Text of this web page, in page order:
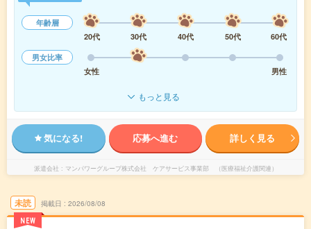
年齢層
20代
30代 40代 50代
60代
男女比率
女性
男性
もっと見る
気になる! 応募へ進む 詳しく見る
派遣会社 マンパワーグループ株式会社 ケアサービス事業部 （医療福祉介護関連）
未読
NEW
掲載日 2026/08/08